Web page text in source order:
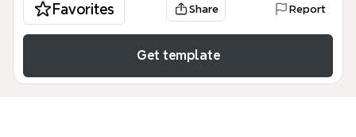
Favorites Share Report
Get template